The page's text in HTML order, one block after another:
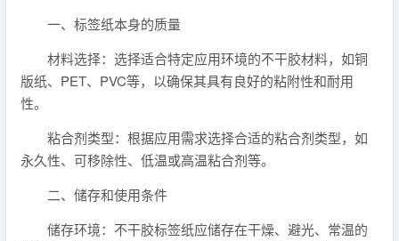
一、标签纸本身的质量
材料选择：选择适合特定应用环境的不干胶材料，如铜
版纸、PET、PVC等，以确保其具有良好的粘附性和耐用
性。
粘合剂类型：根据应用需求选择合适的粘合剂类型，如
永久性、可移除性、低温或高温粘合剂等。
二、储存和使用条件
储存环境：不干胶标签纸应储存在干燥、避光、常温的